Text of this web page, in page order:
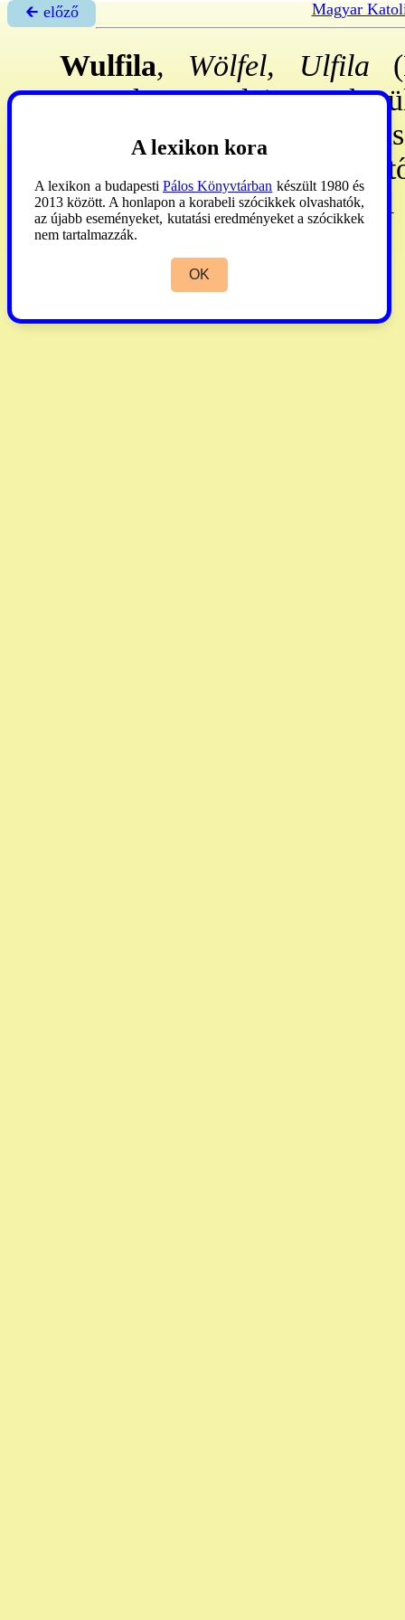
🡰 előző Magyar
Wulfila, Wölfel, Ulfila
püspök. – Szülei 276:
lett. 341: Nikomédiai
gótok megjelentősebb
egész Szentírást, s
germán nyelvemléket. **
IV: 417. –
A lexikon kora
A lexikon a budapesti Pálos Könyvtárban készült 1980 és
2013 között. A honlapon a korabeli szócikkek olvashatók,
az újabb eseményeket, kutatási eredményeket a szócikkek
nem tartalmazzák.
OK